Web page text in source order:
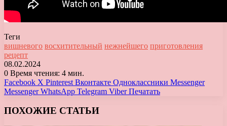
Теги
вишневого восхитительный нежнейшего приготовления
рецепт
08.02.2024
0 Время чтения: 4 мин.
Facebook X Pinterest Вконтакте Одноклассники Messenger
Messenger WhatsApp Telegram Viber Печатать
ПОХОЖИЕ СТАТЬИ